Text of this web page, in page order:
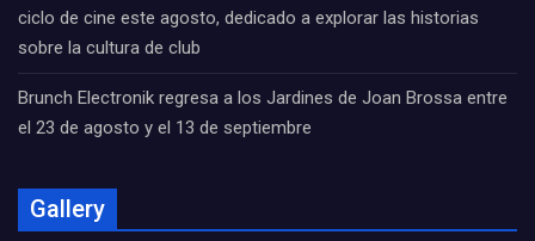
ciclo de cine este agosto, dedicado a explorar las historias
sobre la cultura de club
Brunch Electronik regresa a los Jardines de Joan Brossa entre
el 23 de agosto y el 13 de septiembre
Gallery